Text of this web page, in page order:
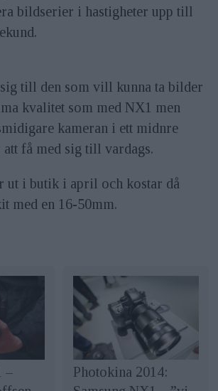
bildserier i hastigheter upp till
till den som vill kunna ta bilder
kvalitet som med NX1 men
kameran i ett midnre
få med sig till vardags.
ut i butik i april och kostar då
med en 16-50mm.
–
Photokina 2014: